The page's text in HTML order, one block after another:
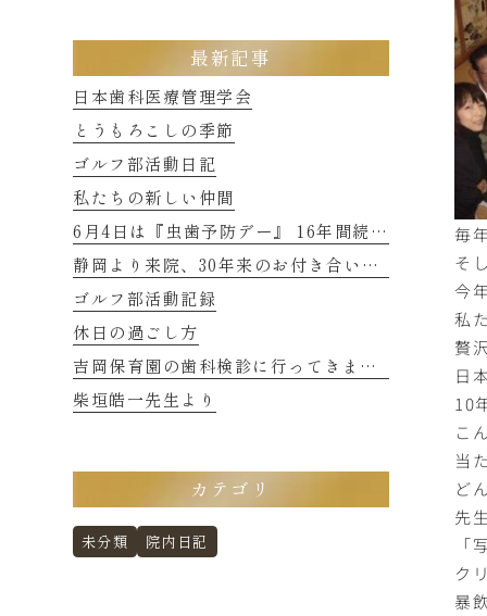
毎
そ
今
私
贅
日
10
こ
当
ど
先
「
ク
暴
最新記事
日本歯科医療管理学会
とうもろこしの季節
ゴルフ部活動日記
私たちの新しい仲間
6月4日は『虫歯予防デー』 16年間続くご縁に感謝
静岡より来院、30年来のお付き合いの患者さまのお話し 2
ゴルフ部活動記録
休日の過ごし方
吉岡保育園の歯科検診に行ってきました
柴垣皓一先生より
カテゴリ
未分類 院内日記